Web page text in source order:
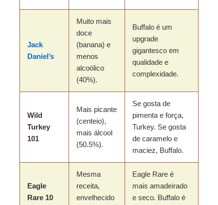
Jack
Daniel’s
Muito mais
doce
(banana) e
menos
alcoólico
(40%).
Buffalo é um
upgrade
gigantesco em
qualidade e
complexidade.
Wild
Turkey
101
Mais picante
(centeio),
mais álcool
(50.5%).
Se gosta de
pimenta e força,
Turkey. Se gosta
de caramelo e
maciez, Buffalo.
Eagle
Rare 10
Mesma
receita,
envelhecido
Eagle Rare é
mais amadeirado
e seco. Buffalo é